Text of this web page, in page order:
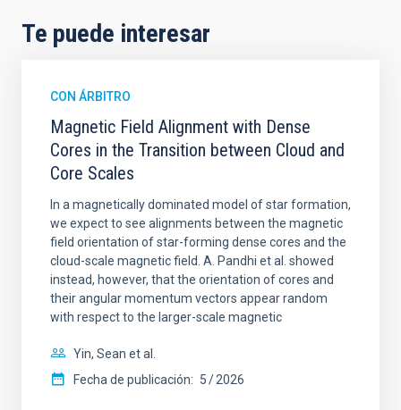
Te puede interesar
CON ÁRBITRO
Magnetic Field Alignment with Dense
Cores in the Transition between Cloud and
Core Scales
In a magnetically dominated model of star formation,
we expect to see alignments between the magnetic
field orientation of star-forming dense cores and the
cloud-scale magnetic field. A. Pandhi et al. showed
instead, however, that the orientation of cores and
their angular momentum vectors appear random
with respect to the larger-scale magnetic
Yin, Sean et al.
Fecha de publicación: 5 2026